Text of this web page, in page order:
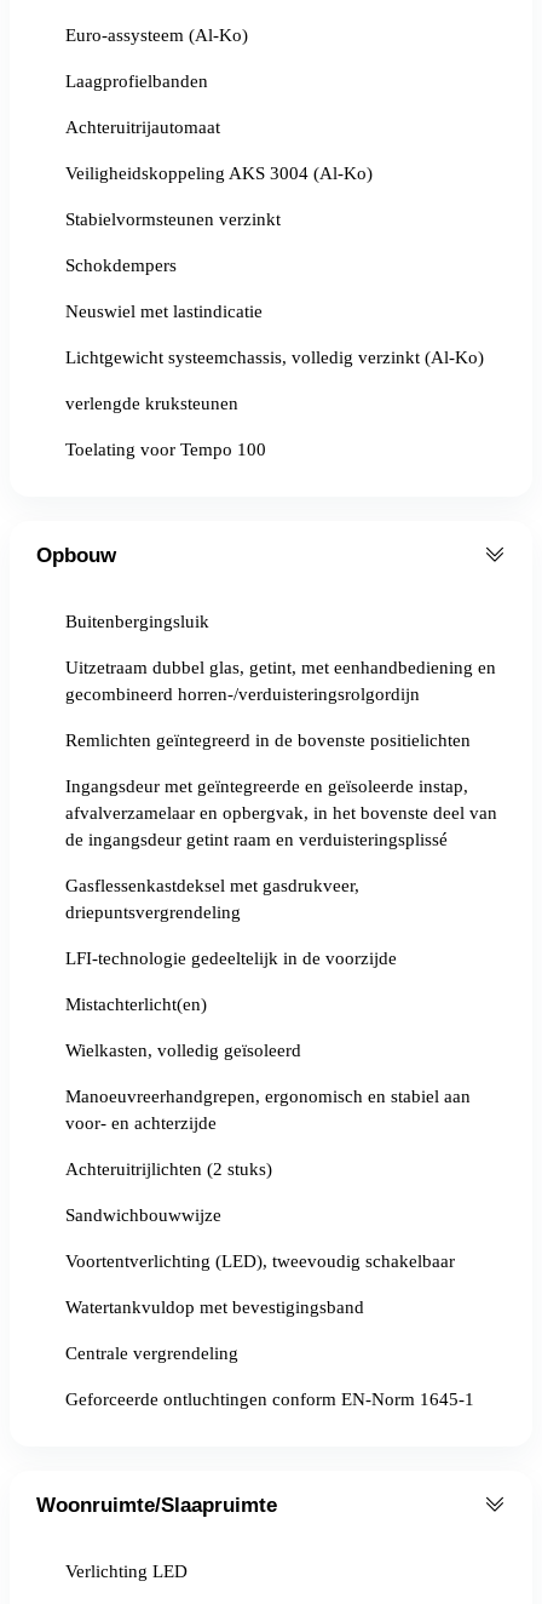
Euro-assysteem (Al-Ko)
Laagprofielbanden
Achteruitrijautomaat
Veiligheidskoppeling AKS 3004 (Al-Ko)
Stabielvormsteunen verzinkt
Schokdempers
Neuswiel met lastindicatie
Lichtgewicht systeemchassis, volledig verzinkt (Al-Ko)
verlengde kruksteunen
Toelating voor Tempo 100
Opbouw
Buitenbergingsluik
Uitzetraam dubbel glas, getint, met eenhandbediening en
gecombineerd horren-/verduisteringsrolgordijn
Remlichten geïntegreerd in de bovenste positielichten
Ingangsdeur met geïntegreerde en geïsoleerde instap,
afvalverzamelaar en opbergvak, in het bovenste deel van
de ingangsdeur getint raam en verduisteringsplissé
Gasflessenkastdeksel met gasdrukveer,
driepuntsvergrendeling
LFI-technologie gedeeltelijk in de voorzijde
Mistachterlicht(en)
Wielkasten, volledig geïsoleerd
Manoeuvreerhandgrepen, ergonomisch en stabiel aan
voor- en achterzijde
Achteruitrijlichten (2 stuks)
Sandwichbouwwijze
Voortentverlichting (LED), tweevoudig schakelbaar
Watertankvuldop met bevestigingsband
Centrale vergrendeling
Geforceerde ontluchtingen conform EN-Norm 1645-1
Woonruimte/Slaapruimte
Verlichting LED